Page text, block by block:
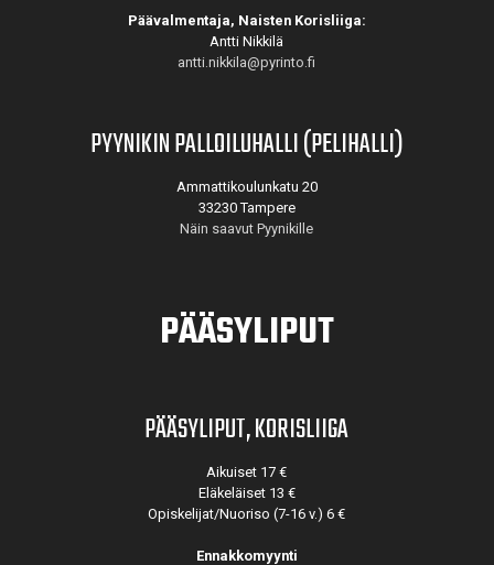
Päävalmentaja, Naisten Korisliiga:
Antti Nikkilä
antti.nikkila@pyrinto.fi
PYYNIKIN PALLOILUHALLI (PELIHALLI)
Ammattikoulunkatu 20
33230 Tampere
Näin saavut Pyynikille
PÄÄSYLIPUT
PÄÄSYLIPUT, KORISLIIGA
Aikuiset 17 €
Eläkeläiset 13 €
Opiskelijat/Nuoriso (7-16 v.) 6 €
Ennakkomyynti